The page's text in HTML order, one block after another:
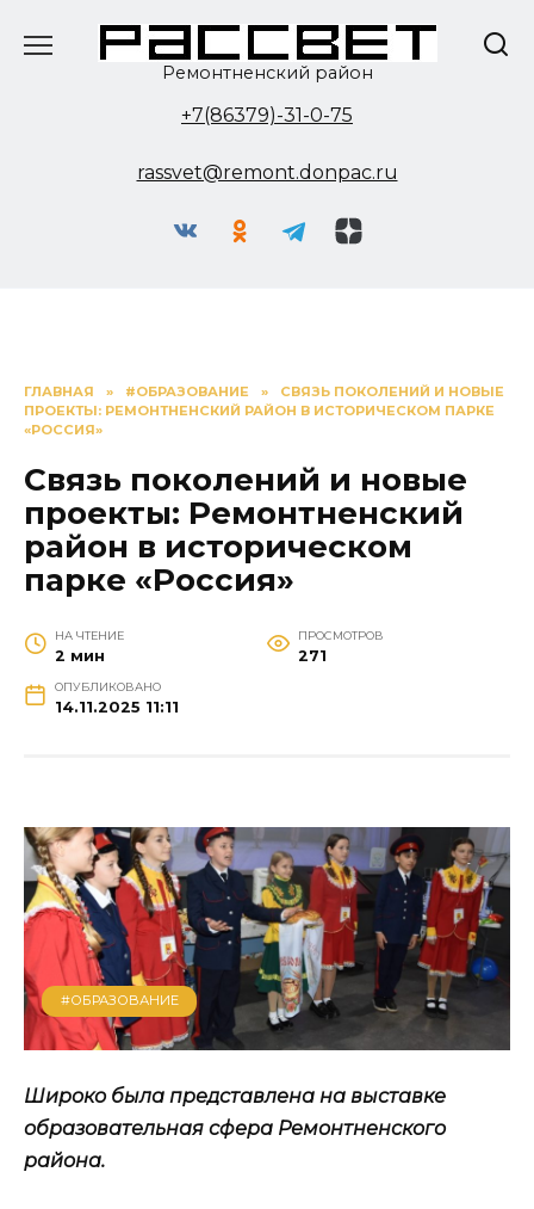
Ремонтненский район
+7(86379)-31-0-75
rassvet@remont.donpac.ru
ГЛАВНАЯ » #ОБРАЗОВАНИЕ »
СВЯЗЬ ПОКОЛЕНИЙ И НОВЫЕ
ПРОЕКТЫ: РЕМОНТНЕНСКИЙ РАЙОН В ИСТОРИЧЕСКОМ ПАРКЕ
«РОССИЯ»
Связь поколений и новые
проекты: Ремонтненский
район в историческом
парке «Россия»
НА ЧТЕНИЕ
2 мин
ПРОСМОТРОВ
271
ОПУБЛИКОВАНО
14.11.2025 11:11
#ОБРАЗОВАНИЕ
Широко была представлена на выставке
образовательная сфера Ремонтненского
района.